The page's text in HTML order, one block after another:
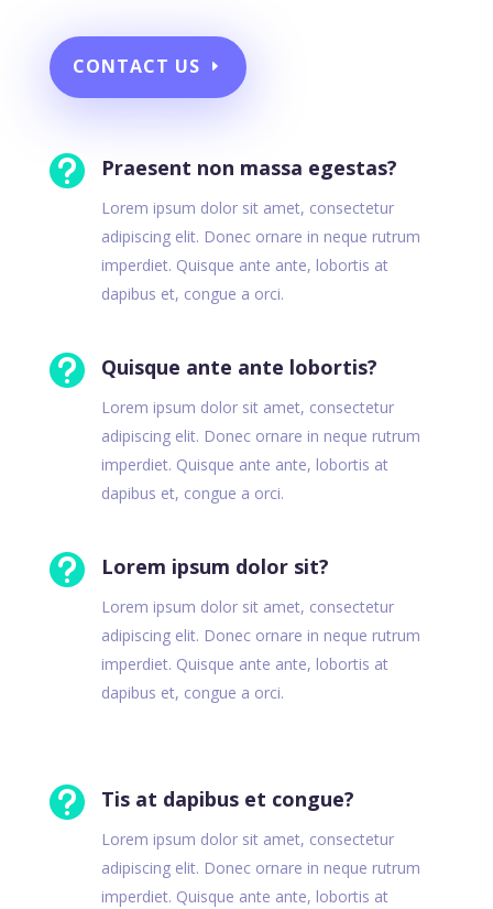
CONTACT US
 Praesent non massa egestas?
Lorem ipsum dolor sit amet, consectetur
adipiscing elit. Donec ornare in neque rutrum
imperdiet. Quisque ante ante, lobortis at
dapibus et, congue a orci.
 Quisque ante ante lobortis?
Lorem ipsum dolor sit amet, consectetur
adipiscing elit. Donec ornare in neque rutrum
imperdiet. Quisque ante ante, lobortis at
dapibus et, congue a orci.
 Lorem ipsum dolor sit?
Lorem ipsum dolor sit amet, consectetur
adipiscing elit. Donec ornare in neque rutrum
imperdiet. Quisque ante ante, lobortis at
dapibus et, congue a orci.
 Tis at dapibus et congue?
Lorem ipsum dolor sit amet, consectetur
adipiscing elit. Donec ornare in neque rutrum
imperdiet. Quisque ante ante, lobortis at